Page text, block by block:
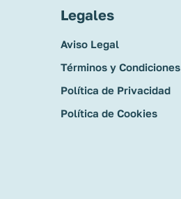
Legales
Aviso Legal
Términos y Condiciones
Política de Privacidad
Política de Cookies